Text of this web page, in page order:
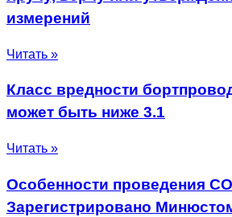
измерений
Читать »
Класс вредности
может быть ниже 3.1
Читать »
Особенности проведения
Зарегистрировано